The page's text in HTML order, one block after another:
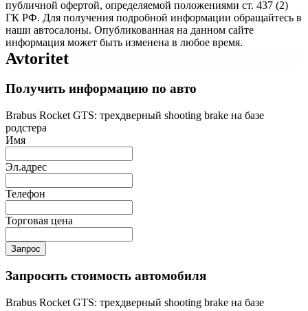
публичной офертой, определяемой положениями ст. 437 (2)
ГК РФ. Для получения подробной информации обращайтесь в
наши автосалоны. Опубликованная на данном сайте
информация может быть изменена в любое время.
Avtoritet
Получить информацию по авто
Brabus Rocket GTS: трехдверный shooting brake на базе
родстера
Имя
Эл.адрес
Телефон
Торговая цена
Запрос
Запросить стоимость автомобиля
Brabus Rocket GTS: трехдверный shooting brake на базе